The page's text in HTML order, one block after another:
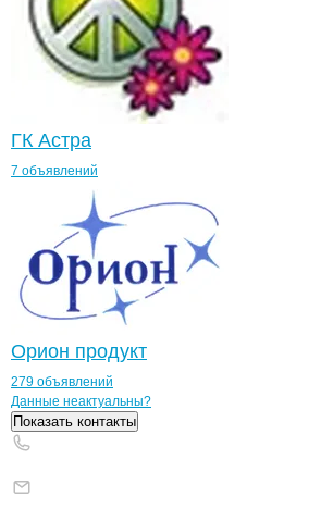
ГК Астра
7 объявлений
Орион продукт
279 объявлений
Контактыкомпании
+7(800)000-00-..
Данные неактуальны?
Показать контакты